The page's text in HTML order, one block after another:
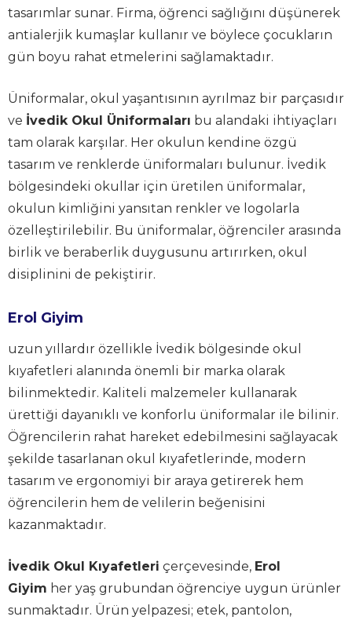
tasarımlar sunar. Firma, öğrenci sağlığını düşünerek
antialerjik kumaşlar kullanır ve böylece çocukların
gün boyu rahat etmelerini sağlamaktadır.
Üniformalar, okul yaşantısının ayrılmaz bir parçasıdır
ve İvedik Okul Üniformaları bu alandaki ihtiyaçları
tam olarak karşılar. Her okulun kendine özgü
tasarım ve renklerde üniformaları bulunur. İvedik
bölgesindeki okullar için üretilen üniformalar,
okulun kimliğini yansıtan renkler ve logolarla
özelleştirilebilir. Bu üniformalar, öğrenciler arasında
birlik ve beraberlik duygusunu artırırken, okul
disiplinini de pekiştirir.
Erol Giyim
uzun yıllardır özellikle İvedik bölgesinde okul
kıyafetleri alanında önemli bir marka olarak
bilinmektedir. Kaliteli malzemeler kullanarak
ürettiği dayanıklı ve konforlu üniformalar ile bilinir.
Öğrencilerin rahat hareket edebilmesini sağlayacak
şekilde tasarlanan okul kıyafetlerinde, modern
tasarım ve ergonomiyi bir araya getirerek hem
öğrencilerin hem de velilerin beğenisini
kazanmaktadır.
İvedik Okul Kıyafetleri çerçevesinde, Erol
Giyim her yaş grubundan öğrenciye uygun ürünler
sunmaktadır. Ürün yelpazesi; etek, pantolon,